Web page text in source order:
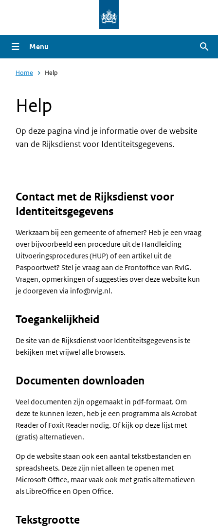
naar
de
gaan
Menu
Home Help
Help
Op deze pagina vind je informatie over de website
van de Rijksdienst voor Identiteitsgegevens.
Contact met de Rijksdienst voor
Identiteitsgegevens
Werkzaam bij een gemeente of afnemer? Heb je een vraag
over bijvoorbeeld een procedure uit de Handleiding
Uitvoeringsprocedures (HUP) of een artikel uit de
Paspoortwet? Stel je vraag aan de Frontoffice van RvIG.
Vragen, opmerkingen of suggesties over deze website kun
je doorgeven via info@rvig.nl.
Toegankelijkheid
De site van de Rijksdienst voor Identiteitsgegevens is te
bekijken met vrijwel alle browsers.
Documenten downloaden
Veel documenten zijn opgemaakt in pdf-formaat. Om
deze te kunnen lezen, heb je een programma als Acrobat
Reader of Foxit Reader nodig. Of kijk op deze lijst met
(gratis) alternatieven.
Op de website staan ook een aantal tekstbestanden en
spreadsheets. Deze zijn niet alleen te openen met
Microsoft Office, maar vaak ook met gratis alternatieven
als LibreOffice en Open Office.
Tekstgrootte